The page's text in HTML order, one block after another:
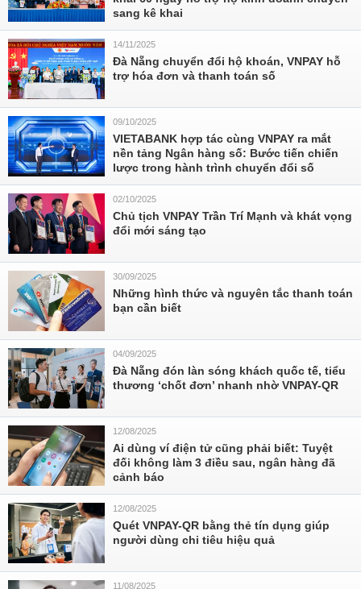
sang kê khai
14/11/2025
Đà Nẵng chuyển đổi hộ khoán, VNPAY hỗ
trợ hóa đơn và thanh toán số
09/10/2025
VIETABANK hợp tác cùng VNPAY ra mắt
nền tảng Ngân hàng số: Bước tiến chiến
lược trong hành trình chuyển đổi số
02/10/2025
Chủ tịch VNPAY Trần Trí Mạnh và khát vọng
đổi mới sáng tạo
30/09/2025
Những hình thức và nguyên tắc thanh toán
bạn cần biết
04/09/2025
Đà Nẵng đón làn sóng khách quốc tế, tiểu
thương ‘chốt đơn’ nhanh nhờ VNPAY-QR
12/08/2025
Ai dùng ví điện tử cũng phải biết: Tuyệt
đối không làm 3 điều sau, ngân hàng đã
cảnh báo
12/08/2025
Quét VNPAY-QR bằng thẻ tín dụng giúp
người dùng chi tiêu hiệu quả
11/08/2025